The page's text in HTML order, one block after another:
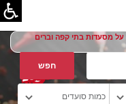
מסעדות בתי קפה וברים